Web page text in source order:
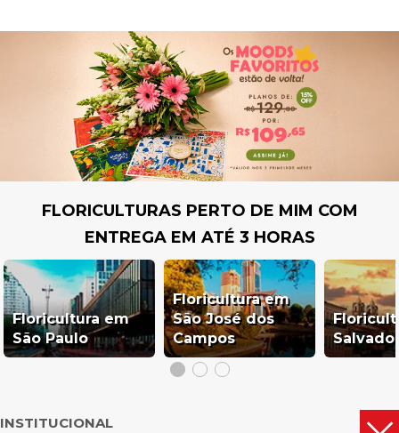
FLORICULTURAS PERTO DE MIM COM
ENTREGA EM ATÉ 3 HORAS
Floricultura em
São Paulo
Floricultura em
São José dos
Campos
INSTITUCIONAL